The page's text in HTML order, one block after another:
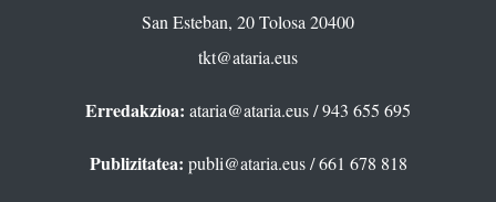
San Esteban, 20 Tolosa 20400
tkt@ataria.eus
Erredakzioa: ataria@ataria.eus/ 943 655 695
Publizitatea: publi@ataria.eus/ 661 678 818